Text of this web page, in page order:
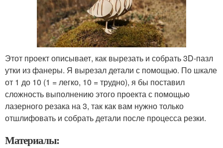
Этот проект описывает, как вырезать и собрать 3D-пазл
утки из фанеры. Я вырезал детали с помощью. По шкале
от 1 до 10 (1 = легко, 10 = трудно), я бы поставил
сложность выполнению этого проекта с помощью
лазерного резака на 3, так как вам нужно только
отшлифовать и собрать детали после процесса резки.
Материалы: